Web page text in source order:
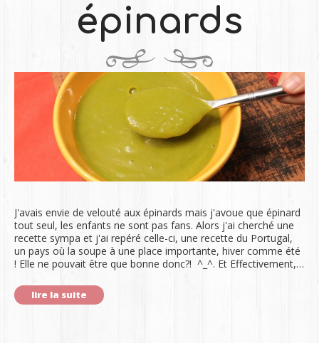
épinards
J'avais envie de velouté aux épinards mais j'avoue que épinard
tout seul, les enfants ne sont pas fans. Alors j'ai cherché une
recette sympa et j'ai repéré celle-ci, une recette du Portugal,
un pays où la soupe à une place importante, hiver comme été
! Elle ne pouvait être que bonne donc?! ^_^. Et Effectivement,…
lire la suite